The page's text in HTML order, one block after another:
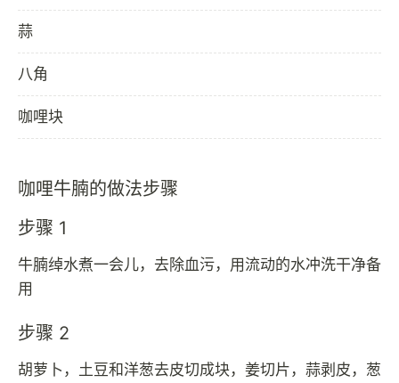
蒜
八角
咖哩块
咖哩牛腩的做法步骤
步骤 1
牛腩绰水煮一会儿，去除血污，用流动的水冲洗干净备
用
步骤 2
胡萝卜，土豆和洋葱去皮切成块，姜切片，蒜剥皮，葱